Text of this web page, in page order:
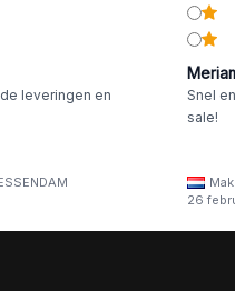
leveringen en
Snel
sale!
26